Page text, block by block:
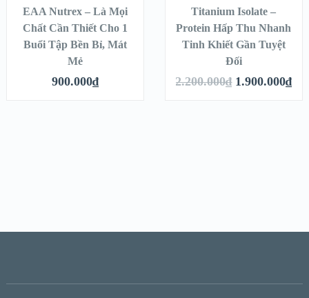
XEM NHANH
XEM CHI TIẾT
EAA Nutrex – Là Mọi
Chất Cần Thiết Cho 1
Buổi Tập Bền Bỉ, Mát
Mẻ
900.000₫
XEM NHANH
XEM CHI TIẾT
Titanium Isolate –
Protein Hấp Thu Nhanh
Tinh Khiết Gần Tuyệt
Đối
2.200.000₫ 1.900.000₫